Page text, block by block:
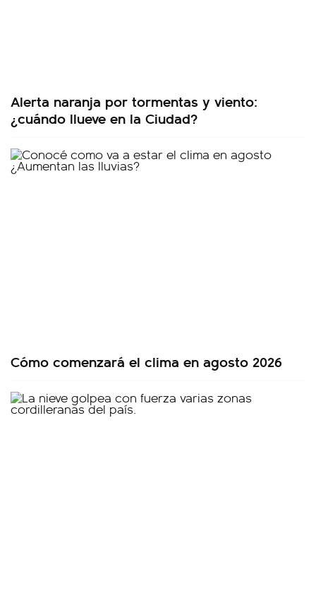
Alerta naranja por tormentas y viento:
¿cuándo llueve en la Ciudad?
Cómo comenzará el clima en agosto 2026